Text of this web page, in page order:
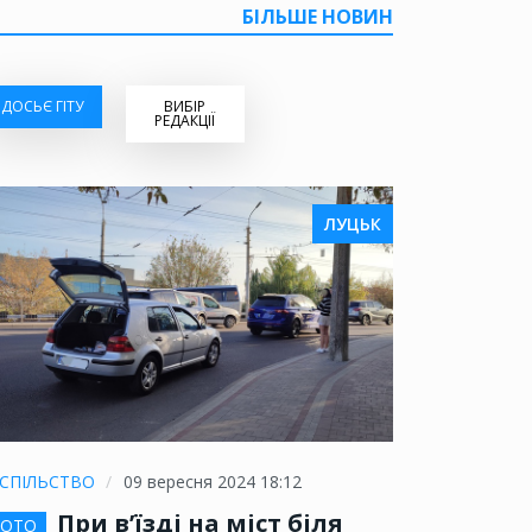
БІЛЬШЕ НОВИН
ДОСЬЄ ГІТУ ВИБІР
РЕДАКЦІЇ
ЛУЦЬК
09 вересня 2024 18:12
При в’їзді на міст біля